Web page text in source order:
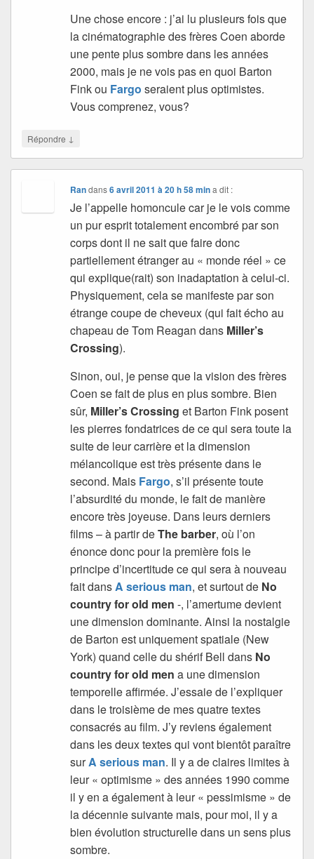
Une chose encore : j’ai lu plusieurs fois que
la cinématographie des frères Coen aborde
une pente plus sombre dans les années
2000, mais je ne vois pas en quoi Barton
Fink ou Fargo seraient plus optimistes.
Vous comprenez, vous?
Répondre ↓
Randans6 avril 2011 à 20 h 58 min a dit :
Je l’appelle homoncule car je le vois comme
un pur esprit totalement encombré par son
corps dont il ne sait que faire donc
partiellement étranger au « monde réel » ce
qui explique(rait) son inadaptation à celui-ci.
Physiquement, cela se manifeste par son
étrange coupe de cheveux (qui fait écho au
chapeau de Tom Reagan dans Miller’s
Crossing).
Sinon, oui, je pense que la vision des frères
Coen se fait de plus en plus sombre. Bien
sûr, Miller’s Crossing et Barton Fink posent
les pierres fondatrices de ce qui sera toute la
suite de leur carrière et la dimension
mélancolique est très présente dans le
second. Mais Fargo, s’il présente toute
l’absurdité du monde, le fait de manière
encore très joyeuse. Dans leurs derniers
films – à partir deThe barber, où l’on
énonce donc pour la première fois le
principe d’incertitude ce qui sera à nouveau
fait dansA serious man, et surtout de No
country for old men -, l’amertume devient
une dimension dominante. Ainsi la nostalgie
de Barton est uniquement spatiale (New
York) quand celle du shérif Bell dans No
country for old men a une dimension
temporelle affirmée. J’essaie de l’expliquer
dans le troisième de mes quatre textes
consacrés au film. J’y reviens également
dans les deux textes qui vont bientôt paraître
surA serious man. Il y a de claires limites à
leur « optimisme » des années 1990 comme
il y en a également à leur « pessimisme » de
la décennie suivante mais, pour moi, il y a
bien évolution structurelle dans un sens plus
sombre.